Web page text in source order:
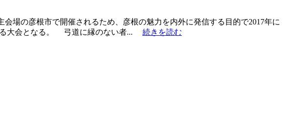
場の彦根市で開催されるため、彦根の魅力を内外に発信する目的で2017年に
る大会となる。 弓道に縁のない者... 続きを読む